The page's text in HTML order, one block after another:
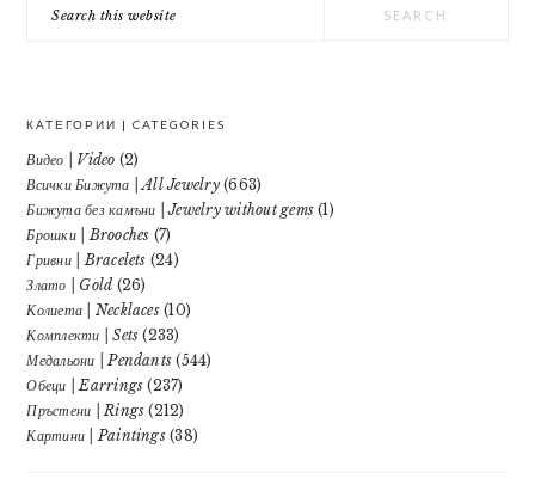
this
КАТЕГОРИИ | CATEGORIES
Видео | Video (2)
Всички Бижута | All Jewelry(663)
Бижута без камъни | Jewelry without gems (1)
Брошки | Brooches (7)
Гривни | Bracelets (24)
Злато | Gold (26)
Колиета | Necklaces(10)
Комплекти | Sets (233)
Медальони | Pendants (544)
Обеци | Earrings (237)
Пръстени | Rings (212)
Картини | Paintings(38)